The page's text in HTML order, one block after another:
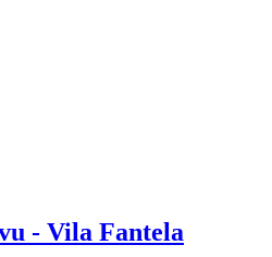
- Vila Fantela